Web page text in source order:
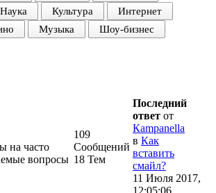
Наука Культура
Интернет
Музыка Шоу-бизнес
на часто
вопросы
109
Сообщений
18 Тем
Последний
ответ от
Кampanella
в Как
вставить
смайл?
11 Июля 2017,